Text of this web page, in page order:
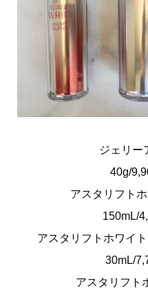
ジェリー
40g/
アスタリフト
150mL/
アスタリフトホワイ
30mL/
アスタリフト